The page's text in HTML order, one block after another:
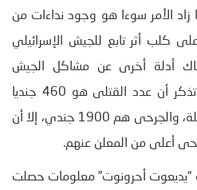
زاد الأمر سوءا هو وجود نداءات من
كلب أثر تابع للجيش الإسرائيلي
أدلة أخرى عن مشاكل الجيش
الإسرائيلي، فالأرقام الرسمية تذكر أن عدد القتلى هو 460 جنديا
في غزة والضفة الغربية المحتلة، والجرحى هم 1900 جندي، إلا أن
أعلى من المعلن عنهم.
“يديعوت أحرونوت” معلومات حصلت